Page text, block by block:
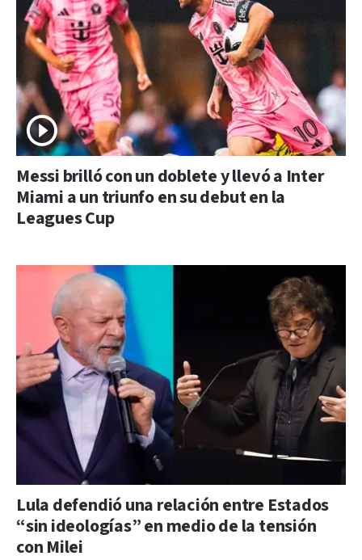
Messi brilló con un doblete y llevó a Inter
Miami a un triunfo en su debut en la
Leagues Cup
Lula defendió una relación entre Estados
“sin ideologías” en medio de la tensión
con Milei